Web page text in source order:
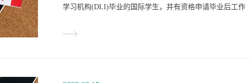
学习机构(DLI)毕业的国际学生，并有资格申请毕业后工作